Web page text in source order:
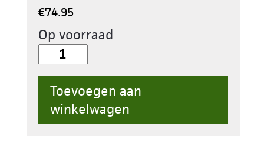
€74.95
Op voorraad
Kassei
Multi
Beige,
Gezaagde
Toevoegen aan
winkelwagen